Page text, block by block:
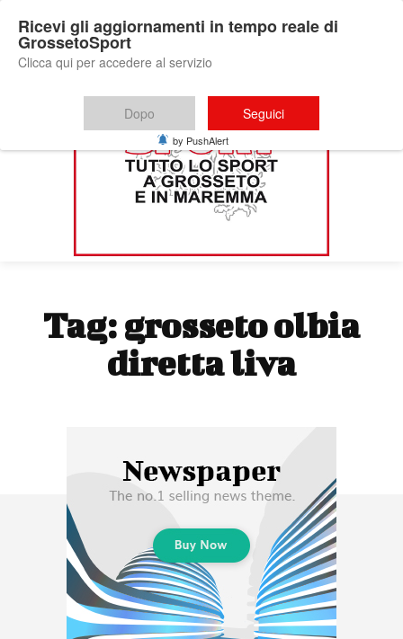
Tag: grosseto olbia
diretta liva
Ricevi gli aggiornamenti in tempo reale di
GrossetoSport
Clicca qui per accedere al servizio
Dopo Seguici
by PushAlert